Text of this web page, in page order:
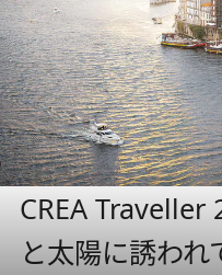
CREA
と太陽に誘わ